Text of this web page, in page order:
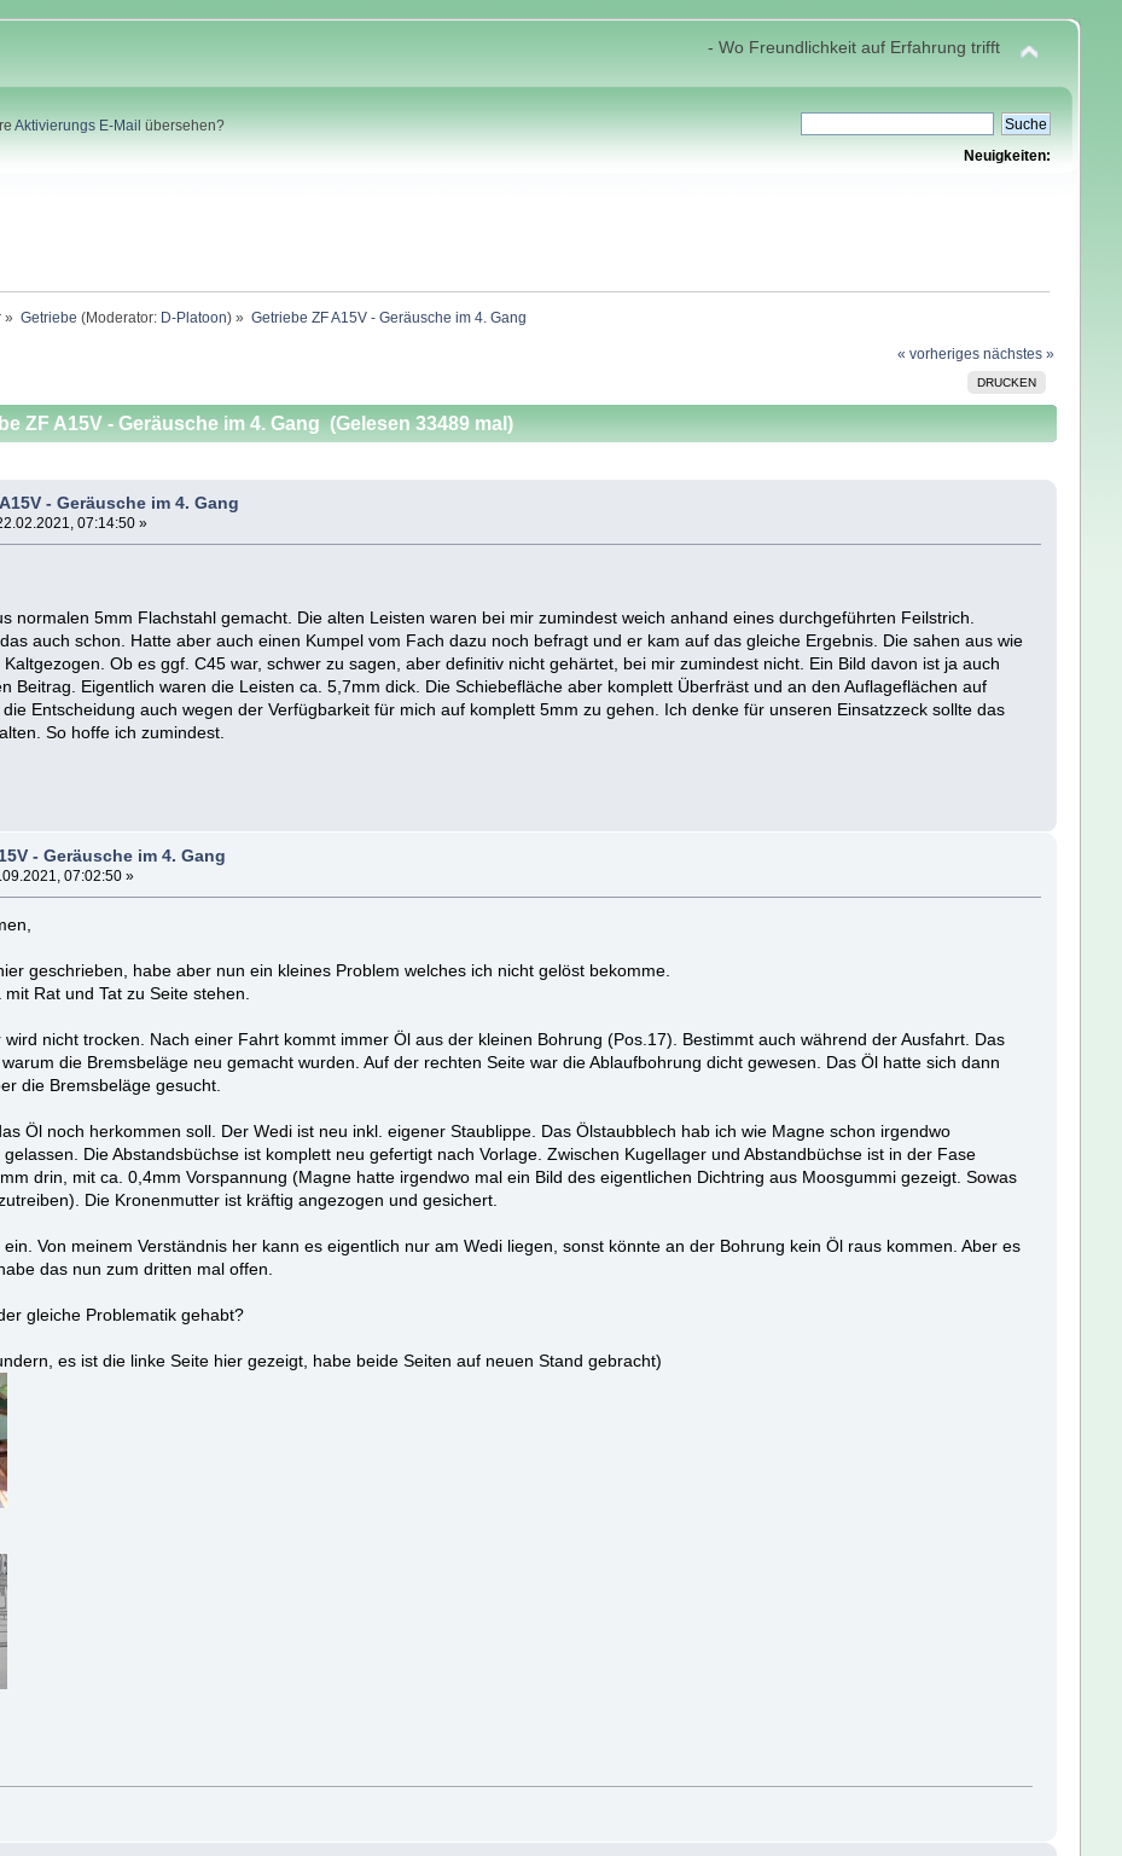
- Wo Freundlichkeit auf Erfahrung trifft
Aktivierungs E-Mail übersehen?
Neuigkeiten:
» Getriebe (Moderator: D-Platoon) » Getriebe ZF A15V - Geräusche im 4. Gang
« vorheriges nächstes »
DRUCKEN
ZF A15V - Geräusche im 4. Gang (Gelesen 33489 mal)
- Geräusche im 4. Gang
07:14:50 »
normalen 5mm Flachstahl gemacht. Die alten Leisten waren bei mir zumindest weich anhand eines durchgeführten Feilstrich.
auch schon. Hatte aber auch einen Kumpel vom Fach dazu noch befragt und er kam auf das gleiche Ergebnis. Die sahen aus wie
Ob es ggf. C45 war, schwer zu sagen, aber definitiv nicht gehärtet, bei mir zumindest nicht. Ein Bild davon ist ja auch
Beitrag. Eigentlich waren die Leisten ca. 5,7mm dick. Die Schiebefläche aber komplett Überfräst und an den Auflageflächen auf
Entscheidung auch wegen der Verfügbarkeit für mich auf komplett 5mm zu gehen. Ich denke für unseren Einsatzzeck sollte das
So hoffe ich zumindest.
- Geräusche im 4. Gang
07:02:50 »
geschrieben, habe aber nun ein kleines Problem welches ich nicht gelöst bekomme.
Rat und Tat zu Seite stehen.
wird nicht trocken. Nach einer Fahrt kommt immer Öl aus der kleinen Bohrung (Pos.17). Bestimmt auch während der Ausfahrt. Das
die Bremsbeläge neu gemacht wurden. Auf der rechten Seite war die Ablaufbohrung dicht gewesen. Das Öl hatte sich dann
die Bremsbeläge gesucht.
Öl noch herkommen soll. Der Wedi ist neu inkl. eigener Staublippe. Das Ölstaubblech hab ich wie Magne schon irgendwo
Die Abstandsbüchse ist komplett neu gefertigt nach Vorlage. Zwischen Kugellager und Abstandbüchse ist in der Fase
drin, mit ca. 0,4mm Vorspannung (Magne hatte irgendwo mal ein Bild des eigentlichen Dichtring aus Moosgummi gezeigt. Sowas
Die Kronenmutter ist kräftig angezogen und gesichert.
Von meinem Verständnis her kann es eigentlich nur am Wedi liegen, sonst könnte an der Bohrung kein Öl raus kommen. Aber es
das nun zum dritten mal offen.
gleiche Problematik gehabt?
es ist die linke Seite hier gezeigt, habe beide Seiten auf neuen Stand gebracht)